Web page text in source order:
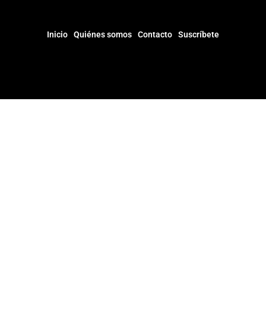
Inicio Quiénes somos Contacto Suscríbete